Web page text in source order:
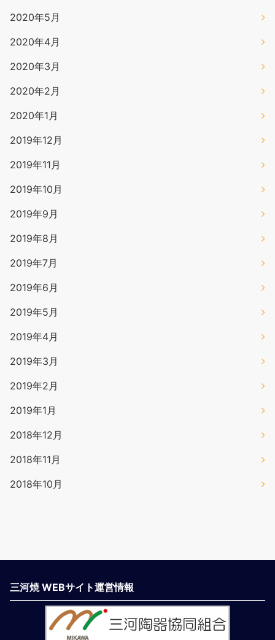
2020年5月
2020年4月
2020年3月
2020年2月
2020年1月
2019年12月
2019年11月
2019年10月
2019年9月
2019年8月
2019年7月
2019年6月
2019年5月
2019年4月
2019年3月
2019年2月
2019年1月
2018年12月
2018年11月
2018年10月
三河焼 WEBサイト運営情報